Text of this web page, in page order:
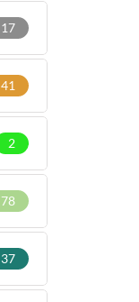
17
41
2
78
37